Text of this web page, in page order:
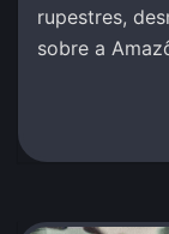
rupestres,
sobre a